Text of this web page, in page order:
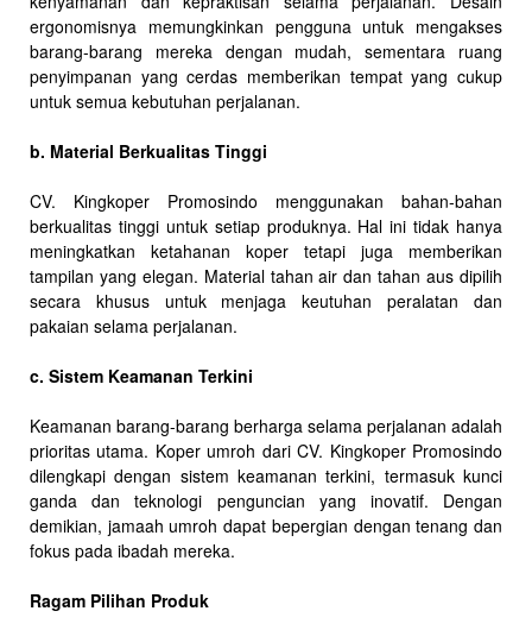
ergonomisnya memungkinkan pengguna untuk mengakses
barang-barang mereka dengan mudah, sementara ruang
penyimpanan yang cerdas memberikan tempat yang cukup
untuk semua kebutuhan perjalanan.
b. Material Berkualitas Tinggi
CV. Kingkoper Promosindo menggunakan bahan-bahan
berkualitas tinggi untuk setiap produknya. Hal ini tidak hanya
meningkatkan ketahanan koper tetapi juga memberikan
tampilan yang elegan. Material tahan air dan tahan aus dipilih
secara khusus untuk menjaga keutuhan peralatan dan
pakaian selama perjalanan.
c. Sistem Keamanan Terkini
Keamanan barang-barang berharga selama perjalanan adalah
prioritas utama. Koper umroh dari CV. Kingkoper Promosindo
dilengkapi dengan sistem keamanan terkini, termasuk kunci
ganda dan teknologi penguncian yang inovatif. Dengan
demikian, jamaah umroh dapat bepergian dengan tenang dan
fokus pada ibadah mereka.
Ragam Pilihan Produk